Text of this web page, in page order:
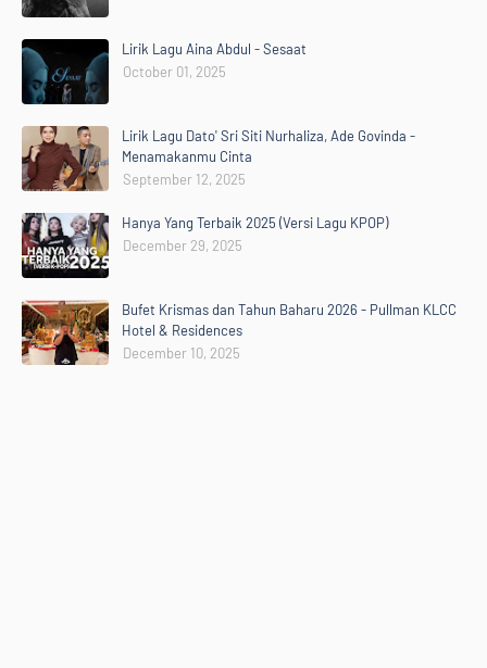
Lirik Lagu Aina Abdul - Sesaat
October 01, 2025
Lirik Lagu Dato' Sri Siti Nurhaliza, Ade Govinda -
Menamakanmu Cinta
September 12, 2025
Hanya Yang Terbaik 2025 (Versi Lagu KPOP)
December 29, 2025
Bufet Krismas dan Tahun Baharu 2026 - Pullman KLCC
Hotel & Residences
December 10, 2025